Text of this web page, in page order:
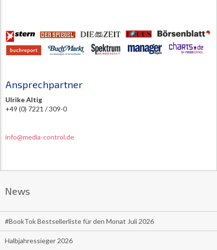
Ansprechpartner
Ulrike Altig
+49 (0) 7221 / 309-0
info@media-control.de
News
#BookTok Bestsellerliste für den Monat Juli 2026
Halbjahressieger 2026